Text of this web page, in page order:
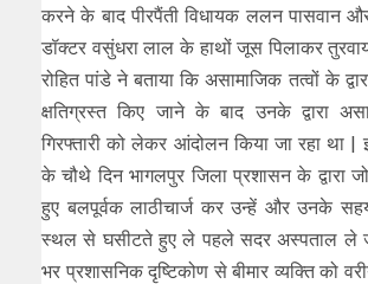
करने के बाद पीरपैंती विधायक ललन पासवान
डॉक्टर वसुंधरा लाल के हाथों जूस पिलाकर
रोहित पांडे ने बताया कि असामाजिक तत्वों के
क्षतिग्रस्त किए जाने के बाद उनके द्वारा
गिरफ्तारी को लेकर आंदोलन किया जा रहा था |
के चौथे दिन भागलपुर जिला प्रशासन के द्वारा
हुए बलपूर्वक लाठीचार्ज कर उन्हें और उनके
स्थल से घसीटते हुए ले पहले सदर अस्पताल ले
भर प्रशासनिक दृष्टिकोण से बीमार व्यक्ति को